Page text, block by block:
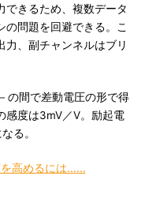
きるため、複数データ
問題を回避できる。こ
力、副チャンネルはブリ
の間で差動電圧の形で得
感度は3mV／V。励起電
る。
高めるには……